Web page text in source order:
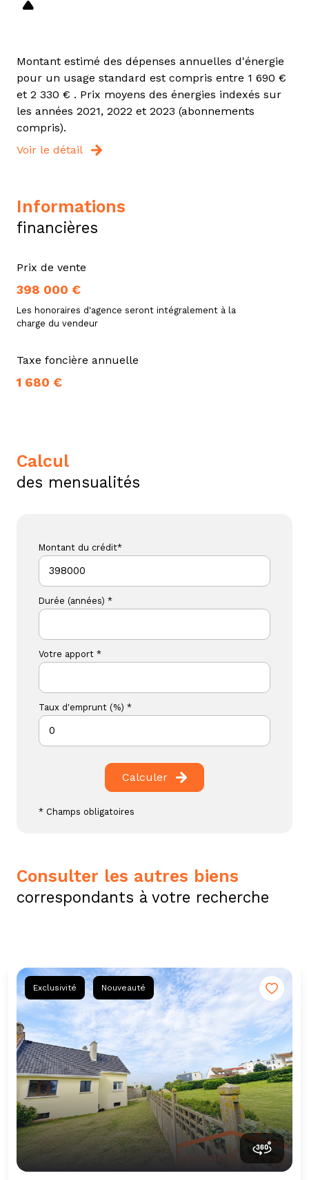
Montant estimé des dépenses annuelles d'énergie
pour un usage standard est compris entre 1 690 €
et 2 330 € . Prix moyens des énergies indexés sur
les années 2021, 2022 et 2023 (abonnements
compris).
Voir le détail
informations
financières
Prix de vente
398 000 €
Les honoraires d'agence seront intégralement à la
charge du vendeur
Taxe foncière annuelle
1 680 €
calcul
des mensualités
Montant du crédit*
Durée (années) *
Votre apport *
Taux d'emprunt (%) *
Calculer
* Champs obligatoires
consulter les autres biens
correspondants à votre recherche
Exclusivité Nouveauté